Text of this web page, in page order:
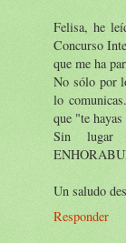
Felisa, he
Concurso
que me ha
No sólo por
lo
que "te
Sin lugar
Un saludo
Responder